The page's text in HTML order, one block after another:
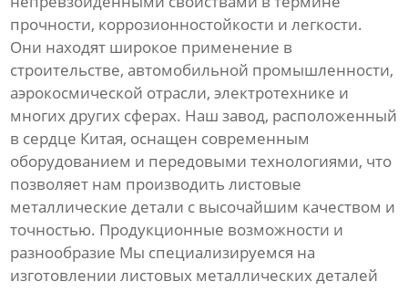
прочности, коррозионностойкости и легкости.
Они находят широкое применение в
строительстве, автомобильной промышленности,
аэрокосмической отрасли, электротехнике и
многих других сферах. Наш завод, расположенный
в сердце Китая, оснащен современным
оборудованием и передовыми технологиями, что
позволяет нам производить листовые
металлические детали с высочайшим качеством и
точностью. Продукционные возможности и
разнообразие Мы специализируемся на
изготовлении листовых металлических деталей